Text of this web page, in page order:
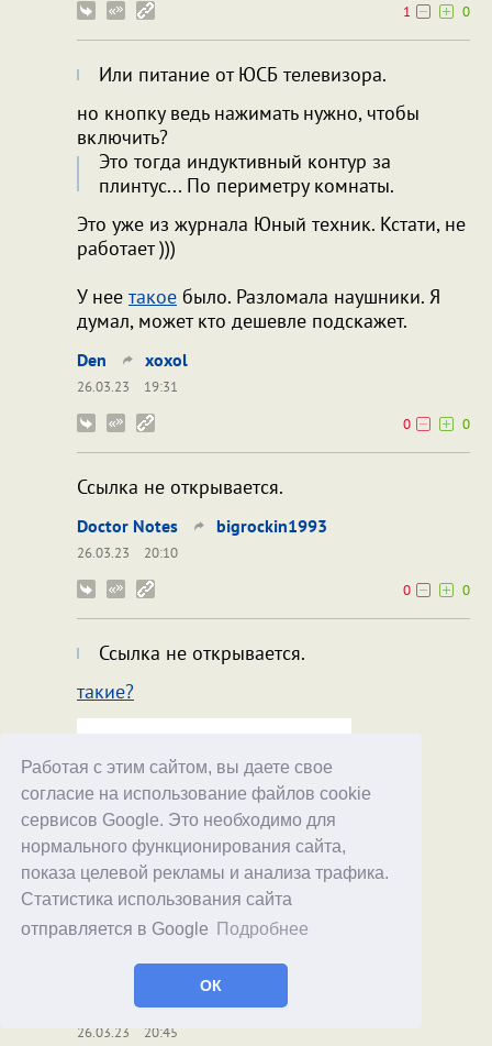
Работая с этим сайтом, вы даете свое
согласие на использование файлов cookie
сервисов Google. Это необходимо для
нормального функционирования сайта,
показа целевой рекламы и анализа трафика.
Статистика использования сайта
отправляется в Google
Подробнее
ОК
1
0
Или питание от ЮСБ телевизора.
но кнопку ведь нажимать нужно, чтобы
включить?
Это тогда индуктивный контур за
плинтус... По периметру комнаты.
Это уже из журнала Юный техник. Кстати, не
работает )))
У нее такое было. Разломала наушники. Я
думал, может кто дешевле подскажет.
Den xoxol
26.03.23
19:31
0
0
Ссылка не открывается.
Doctor Notes bigrockin1993
26.03.23
20:10
0
0
Ссылка не открывается.
такие?
Doctor Notes
26.03.23 20:45